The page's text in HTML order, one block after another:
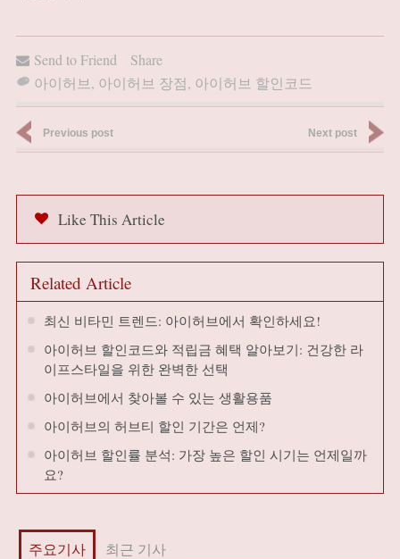
Send to Friend
Share
아이허브, 아이허브 장점, 아이허브 할인코드
Previous post Next post
Like This Article
Related Article
최신 비타민 트렌드: 아이허브에서 확인하세요!
아이허브 할인코드와 적립금 혜택 알아보기: 건강한 라
이프스타일을 위한 완벽한 선택
아이허브에서 찾아볼 수 있는 생활용품
아이허브의 허브티 할인 기간은 언제?
아이허브 할인률 분석: 가장 높은 할인 시기는 언제일까
요?
주요기사 최근 기사